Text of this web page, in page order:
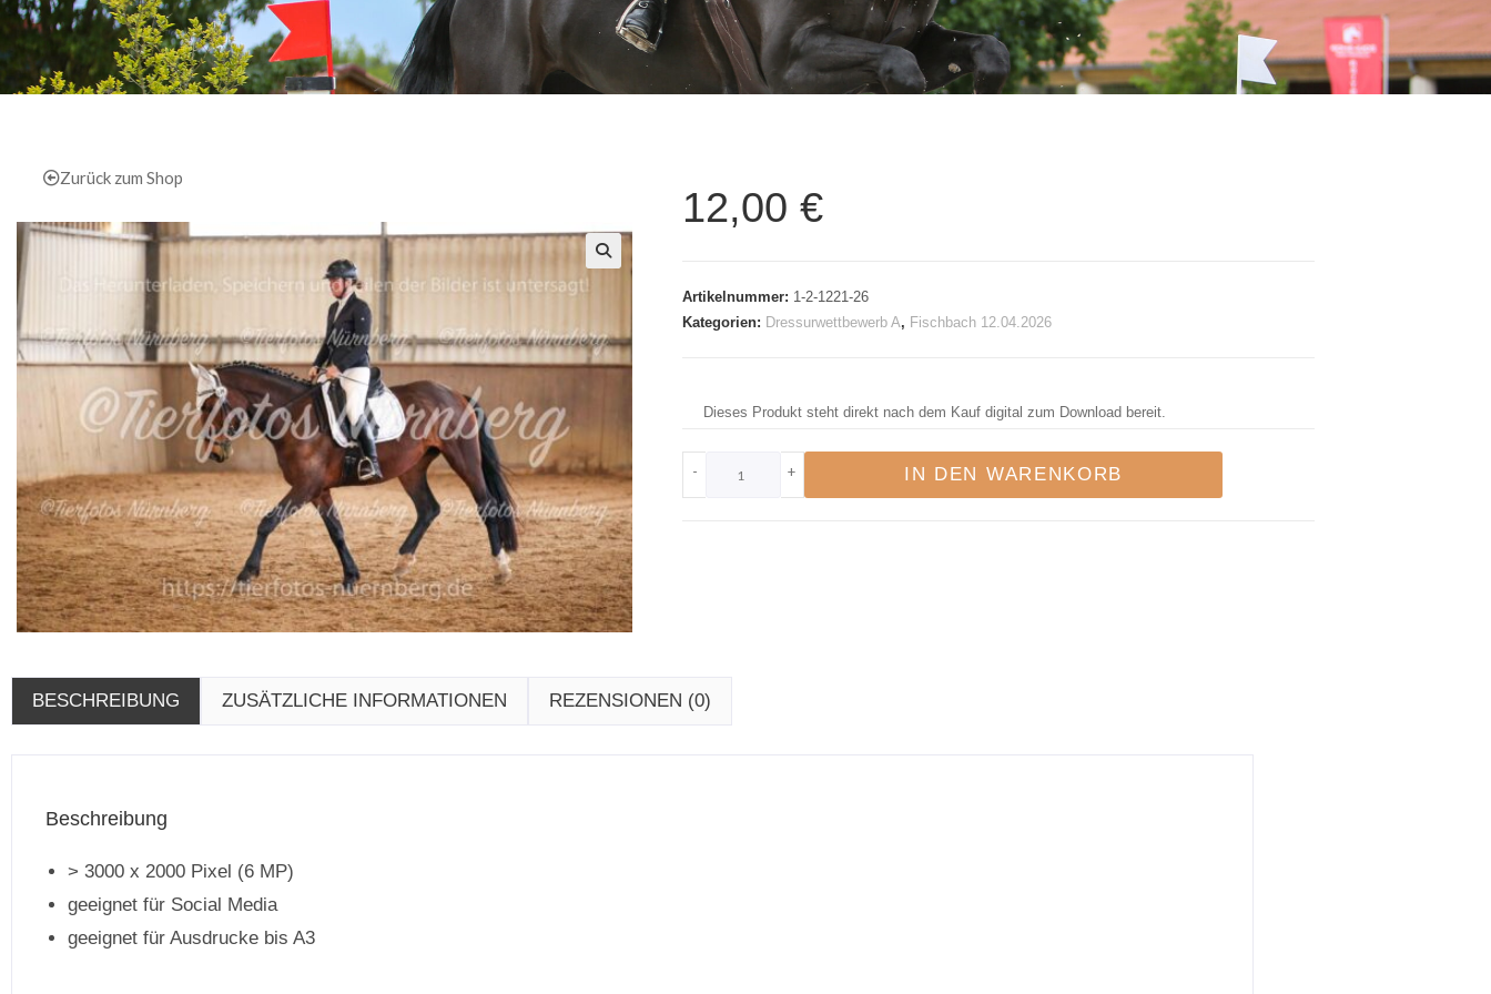
Zurück zum Shop
12,00 €
Artikelnummer: 1-2-1221-26
Kategorien: Dressurwettbewerb A, Fischbach 12.04.2026
Dieses Produkt steht direkt nach dem Kauf digital zum Download bereit.
- + IN DEN WARENKORB
BESCHREIBUNG ZUSÄTZLICHE INFORMATIONEN REZENSIONEN (0)
Beschreibung
> 3000 x 2000 Pixel (6 MP)
geeignet für Social Media
geeignet für Ausdrucke bis A3